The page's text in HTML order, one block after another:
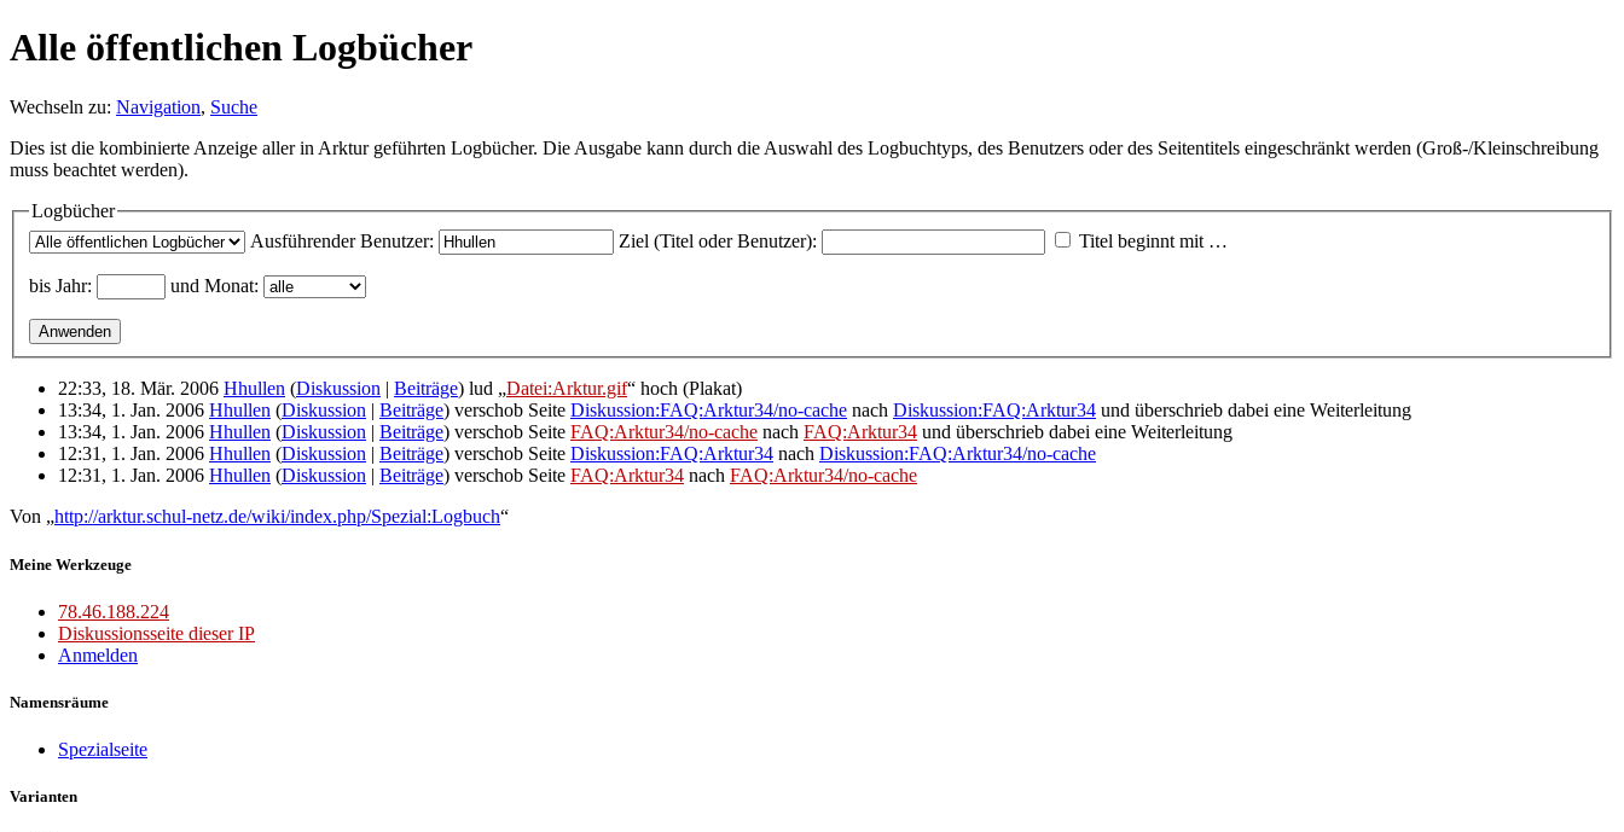
Alle öffentlichen Logbücher
Wechseln zu: Navigation, Suche
Dies ist die kombinierte Anzeige aller in Arktur geführten Logbücher. Die Ausgabe kann durch die Auswahl des Logbuchtyps, des Benutzers oder des Seitentitels eingeschränkt werden (Groß-/Kleinschreibung
muss beachtet werden).
Logbücher
Ausführender Benutzer:
Ziel (Titel oder Benutzer): Titel beginnt mit …
bis Jahr: und Monat:
22:33, 18. Mär. 2006 Hhullen (Diskussion Beiträge) lud „Datei:Arktur.gif“ hoch (Plakat)
13:34, 1. Jan. 2006 Hhullen (Diskussion Beiträge) verschob Seite Diskussion:FAQ:Arktur34/no-cache nach Diskussion:FAQ:Arktur34 und überschrieb dabei eine Weiterleitung
13:34, 1. Jan. 2006 Hhullen (Diskussion Beiträge) verschob Seite FAQ:Arktur34/no-cache nach FAQ:Arktur34 und überschrieb dabei eine Weiterleitung
12:31, 1. Jan. 2006 Hhullen (Diskussion Beiträge) verschob Seite Diskussion:FAQ:Arktur34 nach Diskussion:FAQ:Arktur34/no-cache
12:31, 1. Jan. 2006 Hhullen (Diskussion Beiträge) verschob Seite FAQ:Arktur34 nach FAQ:Arktur34/no-cache
Von „http://arktur.schul-netz.de/wiki/index.php/Spezial:Logbuch“
Meine Werkzeuge
78.46.188.224
Diskussionsseite dieser IP
Anmelden
Namensräume
Spezialseite
Varianten